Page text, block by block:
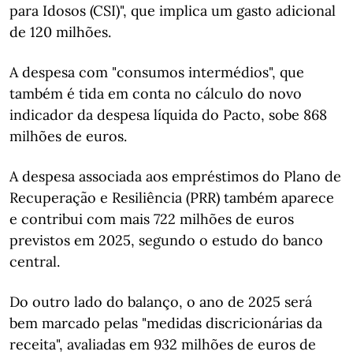
para Idosos (CSI)", que implica um gasto adicional
de 120 milhões.
A despesa com "consumos intermédios", que
também é tida em conta no cálculo do novo
indicador da despesa líquida do Pacto, sobe 868
milhões de euros.
A despesa associada aos empréstimos do Plano de
Recuperação e Resiliência (PRR) também aparece
e contribui com mais 722 milhões de euros
previstos em 2025, segundo o estudo do banco
central.
Do outro lado do balanço, o ano de 2025 será
bem marcado pelas "medidas discricionárias da
receita", avaliadas em 932 milhões de euros de